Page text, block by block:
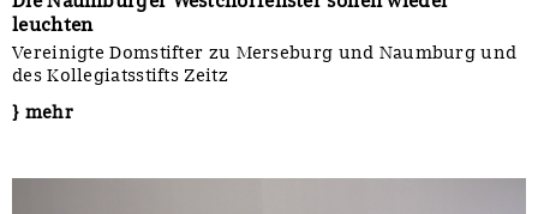
leuchten
Vereinigte Domstifter zu Merseburg und Naumburg und
des Kollegiatsstifts Zeitz
} mehr